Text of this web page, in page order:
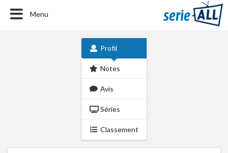
Menu
Profil
Notes
Avis
Séries
Classement